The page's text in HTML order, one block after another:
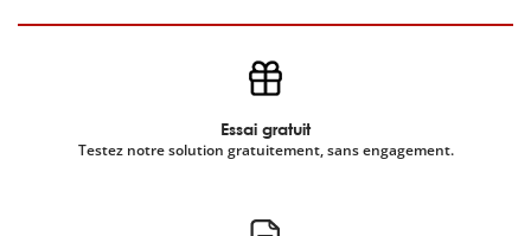
Essai gratuit
Testez notre solution gratuitement, sans engagement.